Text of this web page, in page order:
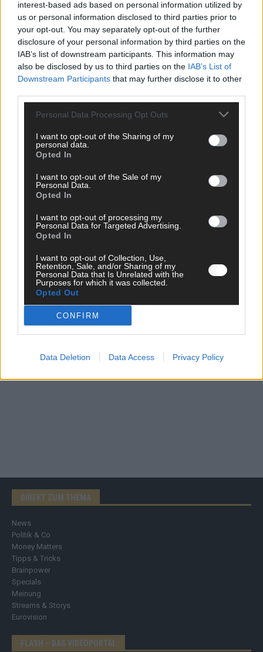
interest-based ads based on personal information utilized by
us or personal information disclosed to third parties prior to
your opt-out. You may separately opt-out of the further
disclosure of your personal information by third parties on the
IAB’s list of downstream participants. This information may
also be disclosed by us to third parties on the IAB’s List of
Downstream Participants that may further disclose it to other
Personal Data Processing Opt Outs
I want to opt-out of the Sharing of my
personal data.
Opted In
I want to opt-out of the Sale of my
Personal Data.
Opted In
I want to opt-out of processing my
Personal Data for Targeted Advertising.
Opted In
I want to opt-out of Collection, Use,
Retention, Sale, and/or Sharing of my
Personal Data that Is Unrelated with the
Purposes for which it was collected.
Opted Out
CONFIRM
Data Deletion Data Access Privacy Policy
CHECK UNS AUF FACEBOOK
DIREKT ZUM THEMA
News
Politik & Co
Money Matters
Tipps & Tricks
Brainpower
Specials
Meinung
Streams & Storys
Eurovision
FLASH – DAS VIDEOPORTAL